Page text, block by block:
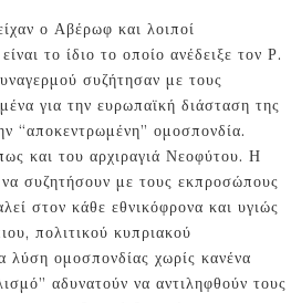
ο Αβέρωφ και λοιποί
το ίδιο το οποίο ανέδειξε τον Ρ.
συζήτησαν με τους
για την ευρωπαϊκή διάσταση της
“αποκεντρωμένη” ομοσπονδία.
και του αρχιραγιά Νεοφύτου. Η
συζητήσουν με τους εκπροσώπους
στον κάθε εθνικόφρονα και υγιώς
πολιτικού κυπριακού
λύση ομοσπονδίας χωρίς κανένα
αδυνατούν να αντιληφθούν τους